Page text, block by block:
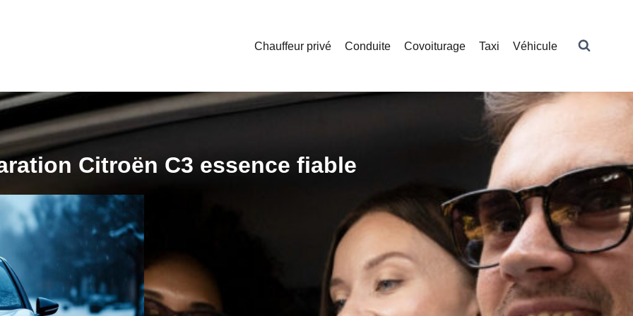
Chauffeur privé Conduite Covoiturage Taxi Véhicule
Citroën C3 essence fiable